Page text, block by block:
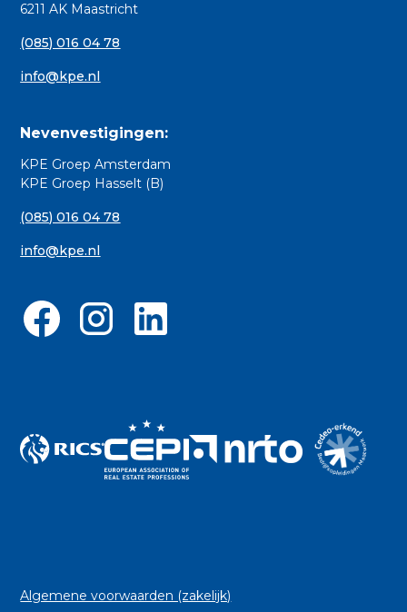
6211 AK Maastricht
(085) 016 04 78
info@kpe.nl
Nevenvestigingen:
KPE Groep Amsterdam
KPE Groep Hasselt (B)
(085) 016 04 78
info@kpe.nl
Algemene voorwaarden (zakelijk)